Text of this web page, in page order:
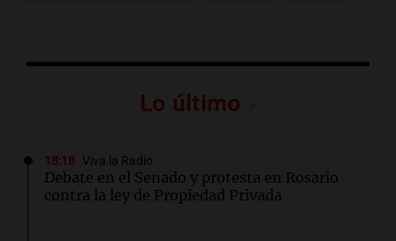
Lo último
18:18 Viva la Radio
Debate en el Senado y protesta en Rosario
contra la ley de Propiedad Privada